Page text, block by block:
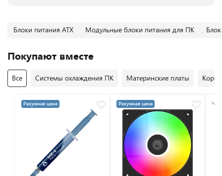
Блоки питания ATX Модульные блоки питания для ПК
Покупают вместе
Все Системы охлаждения ПК Материнские платы
Разумная цена Разумная цена